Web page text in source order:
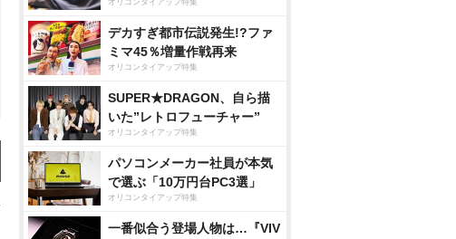
オリコンタイアップ特集
デカすぎ都市伝説発生!?ファ
ミマ45％増量作戦再来
オリコンタイアップ特集
SUPER★DRAGON、自ら描
いた”レトロフューチャー”
オリコンタイアップ特集
パソコンメーカー社員が本気
で選ぶ「10万円台PC3選」
オリコンタイアップ特集
一番似合う登場人物は…『VIV